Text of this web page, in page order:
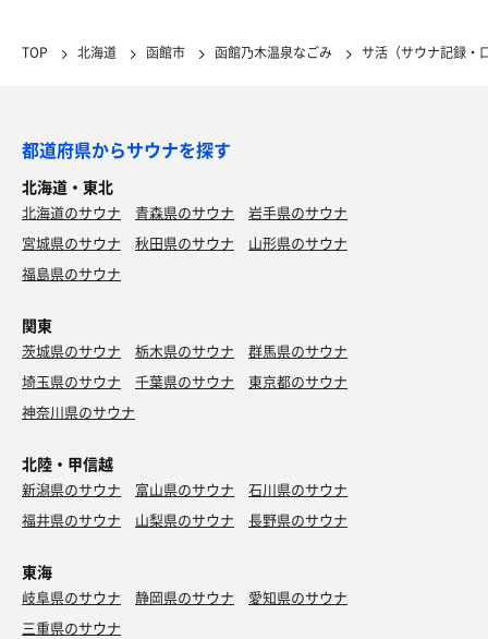
TOP 北海道 函館市 函館乃木温泉なごみ サ活（サウナ記録・
都道府県からサウナを探す
北海道・東北
北海道のサウナ 青森県のサウナ
岩手県のサウナ
宮城県のサウナ
秋田県のサウナ
山形県のサウナ
福島県のサウナ
関東
茨城県のサウナ 栃木県のサウナ
群馬県のサウナ
埼玉県のサウナ
千葉県のサウナ
東京都のサウナ
神奈川県のサウナ
北陸・甲信越
新潟県のサウナ 富山県のサウナ
石川県のサウナ
福井県のサウナ
山梨県のサウナ 長野県のサウナ
東海
岐阜県のサウナ 静岡県のサウナ
愛知県のサウナ
三重県のサウナ